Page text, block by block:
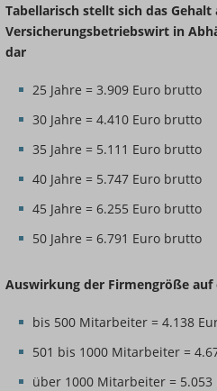
Tabellarisch stellt sich das Gehalt
Versicherungsbetriebswirt in
dar
25 Jahre = 3.909 Euro brutto
30 Jahre = 4.410 Euro brutto
35 Jahre = 5.111 Euro brutto
40 Jahre = 5.747 Euro brutto
45 Jahre = 6.255 Euro brutto
50 Jahre = 6.791 Euro brutto
Auswirkung der Firmengröße auf
bis 500 Mitarbeiter = 4.138
501 bis 1000 Mitarbeiter =
über 1000 Mitarbeiter =